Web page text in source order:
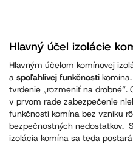
Hlavný účel izolácie
Hlavným účelom komínovej
a spoľahlivej funkčnosti
tvrdenie „rozmeniť na
v prvom rade zabezpečenie
funkčnosti komína bez vzniku
bezpečnostných nedostatkov.
izolácia komína sa teda